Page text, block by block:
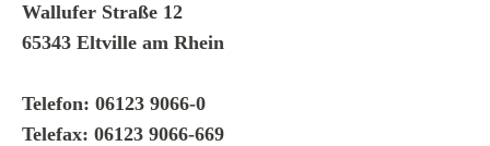
Wallufer Straße 12
65343 Eltville am Rhein
Telefon: 06123 9066-0
Telefax: 06123 9066-669